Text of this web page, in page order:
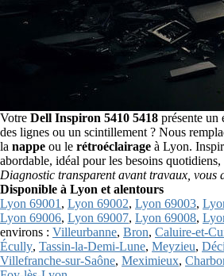
Votre Dell Inspiron 5410 5418 présente un
des lignes ou un scintillement ? Nous
la nappe ou le rétroéclairage à Lyon.
abordable, idéal pour les besoins
Diagnostic transparent avant travaux, vous
Disponible à Lyon et alentours
Lyon 69001 , Lyon 69002, Lyon 69003,
Lyon 69006, Lyon 69007, Lyon 69008,
environs : Villeurbanne, Bron, Caluire-et-
Écully, Tassin-la-Demi-Lune, Meyzieu,
Villefranche-sur-Saône, Meximieux,